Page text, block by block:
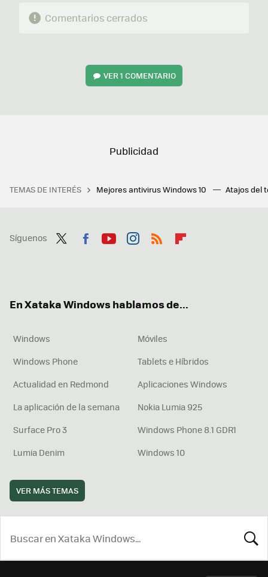
Comentarios cerrados
VER1 COMENTARIO
TEMAS DE INTERÉS Mejores antivirus Windows 10 Atajos del
Síguenos
En Xataka Windows hablamos de...
Windows
Móviles
Windows Phone
Tablets e Híbridos
Actualidad en Redmond
Aplicaciones Windows
La aplicación de la semana
Nokia Lumia 925
Surface Pro 3
Windows Phone 8.1 GDR1
Lumia Denim
Windows 10
VER MÁS TEMAS